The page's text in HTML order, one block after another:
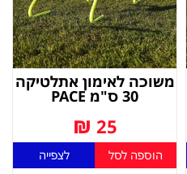
משוכה לאימון אתלטיקה
30 ס"מ PACE
25
₪
הוספה לסל לצפייה